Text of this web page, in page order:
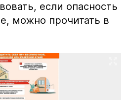
если опасность
можно прочитать в